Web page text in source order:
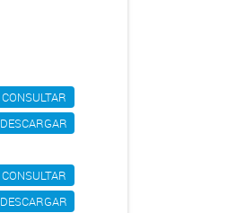
CONSULTAR
DESCARGAR
CONSULTAR
DESCARGAR